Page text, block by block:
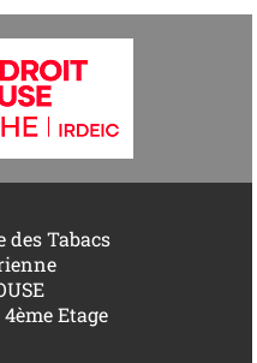
Tabacs
Etage